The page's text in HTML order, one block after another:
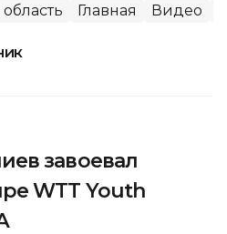
Главная Видео
завоевал
WTT Youth